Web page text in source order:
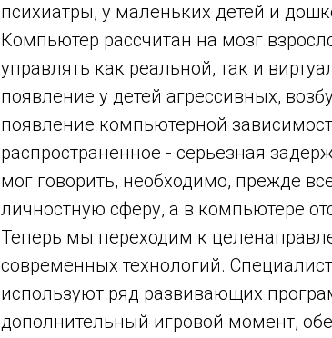
психиатры, у маленьких детей и
Компьютер рассчитан на мозг
управлять как реальной, так и
появление у детей агрессивных,
появление компьютерной
распространенное - серьезная
мог говорить, необходимо, прежде
личностную сферу, а в компьютере
Теперь мы переходим к
современных технологий.
используют ряд развивающих
дополнительный игровой момент,